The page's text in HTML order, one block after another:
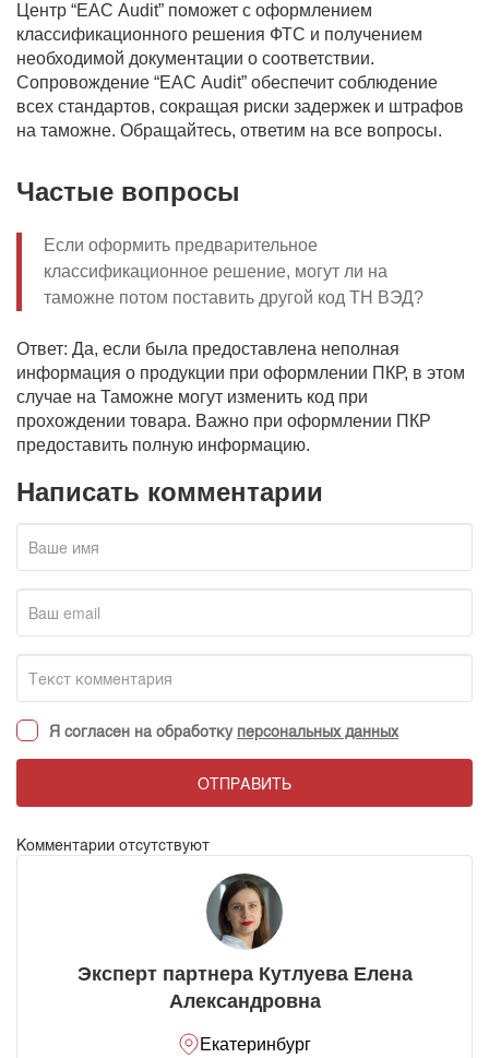
Центр “EAC Аudit” поможет с оформлением
классификационного решения ФТС и получением
необходимой документации о соответствии.
Сопровождение “EAC Аudit” обеспечит соблюдение
всех стандартов, сокращая риски задержек и штрафов
на таможне. Обращайтесь, ответим на все вопросы.
Частые вопросы
Если оформить предварительное
классификационное решение, могут ли на
таможне потом поставить другой код ТН ВЭД?
Ответ: Да, если была предоставлена неполная
информация о продукции при оформлении ПКР, в этом
случае на Таможне могут изменить код при
прохождении товара. Важно при оформлении ПКР
предоставить полную информацию.
Написать комментарии
Я согласен на обработку персональных данных
ОТПРАВИТЬ
Комментарии отсутствуют
Эксперт партнера Кутлуева Елена
Александровна
Екатеринбург